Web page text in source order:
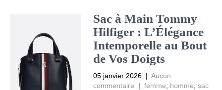
Sac à Main Tommy
Hilfiger : L’Élégance
Intemporelle au Bout
de Vos Doigts
05 janvier 2026 | Aucun
commentaire
| femme homme sac